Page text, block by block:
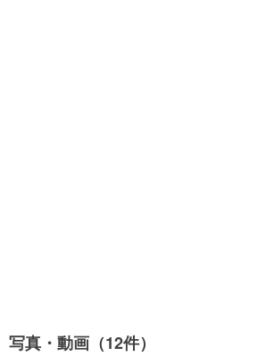
写真・動画（12件）